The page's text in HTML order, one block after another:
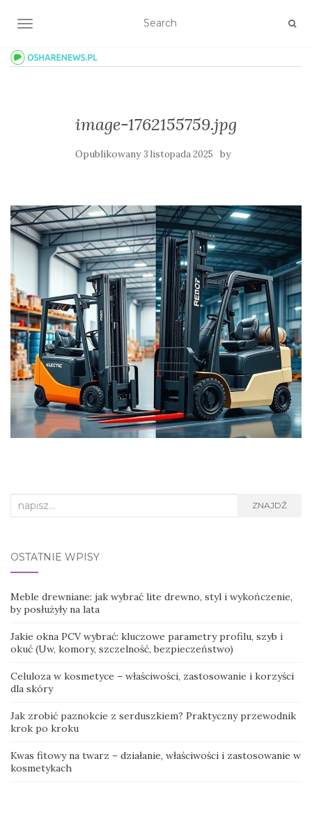
TOGGLE NAVIGATION
image-1762155759.jpg
Opublikowany 3 listopada 2025 by
Search
ZNAJDŹ
OSTATNIE WPISY
Meble drewniane: jak wybrać lite drewno, styl i wykończenie,
by posłużyły na lata
Jakie okna PCV wybrać: kluczowe parametry profilu, szyb i
okuć (Uw, komory, szczelność, bezpieczeństwo)
Celuloza w kosmetyce – właściwości, zastosowanie i korzyści
dla skóry
Jak zrobić paznokcie z serduszkiem? Praktyczny przewodnik
krok po kroku
Kwas fitowy na twarz – działanie, właściwości i zastosowanie w
kosmetykach